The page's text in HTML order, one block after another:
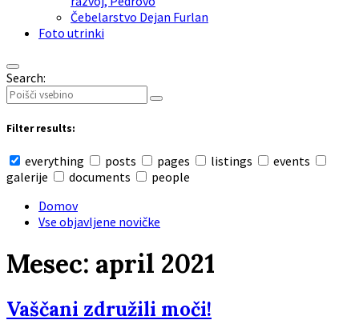
Čebelarstvo Dejan Furlan
Foto utrinki
Search:
Filter results:
everything posts pages listings
events
galerije
documents
people
Domov
Vse objavljene novičke
Mesec: april 2021
Vaščani združili moči!